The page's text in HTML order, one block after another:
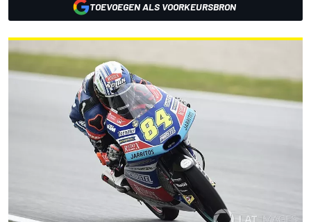
TOEVOEGEN ALS VOORKEURSBRON